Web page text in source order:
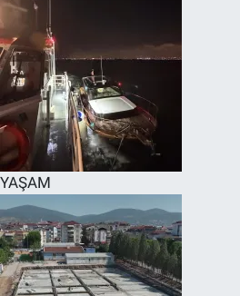
YAŞAM